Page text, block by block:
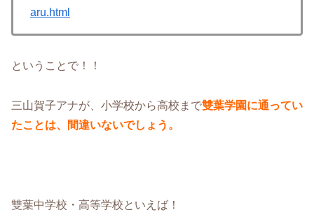
aru.html
ということで！！
三山賀子アナが、小学校から高校まで雙葉学園に通ってい
たことは、間違いないでしょう。
雙葉中学校・高等学校といえば！